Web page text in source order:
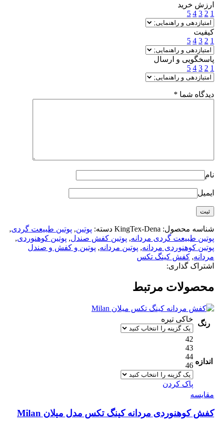
ارزش خرید
1
2
3
4
5
کیفیت
1
2
3
4
5
پاسخگویی و ارسال
1
2
3
4
5
دیدگاه شما *
نام
ایمیل
شناسه محصول: KingTex-Dena دسته: پوتین, پوتین طبیعت گردی,
پوتین طبیعت گردی مردانه, پوتین کفش صندل, پوتین کوهنوردی,
پوتین کوهنوردی مردانه, پوتین مردانه, پوتین و کفش و صندل
مردانه, کفش کینگ تکس
اشتراک گذاری:
محصولات مرتبط
رنگ
خاکی تیره
اندازه
42
43
44
46
پاک کردن
مقایسه
کفش کوهنوردی مردانه کینگ تکس مدل میلان Milan